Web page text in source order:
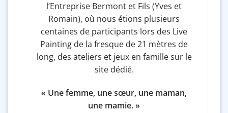
l’Entreprise Bermont et Fils (Yves et
Romain), où nous étions plusieurs
centaines de participants lors des Live
Painting de la fresque de 21 mètres de
long, des ateliers et jeux en famille sur le
site dédié.
« Une femme, une sœur, une maman,
une mamie. »